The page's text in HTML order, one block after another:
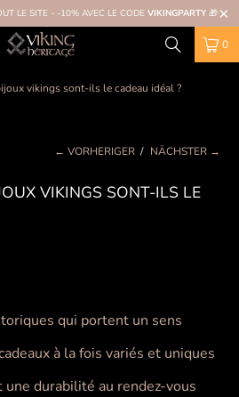
LE SITE - -10% AVEC LE CODE VIKINGPARTY 🎁
0
vikings sont-ils le cadeau idéal ?
← VORHERIGER / NÄCHSTER →
VIKINGS SONT-ILS LE
qui portent un sens
à la fois variés et uniques
durabilité au rendez-vous